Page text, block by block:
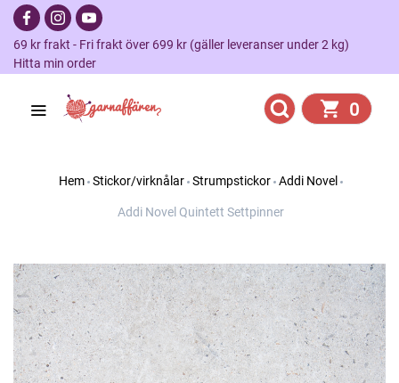
69 kr frakt - Fri frakt över 699 kr (gäller leveranser under 2 kg)
Hitta min order
0
Hem Stickor/virknålar Strumpstickor Addi Novel
Addi Novel Quintett Settpinner